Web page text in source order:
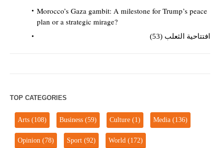
Morocco’s Gaza gambit: A milestone for Trump’s peace
plan or a strategic mirage?
افتتاحية الثعلب (53)
TOP CATEGORIES
Arts (108) Business (59) Culture (1) Media (136)
Opinion (78) Sport (92) World (172)